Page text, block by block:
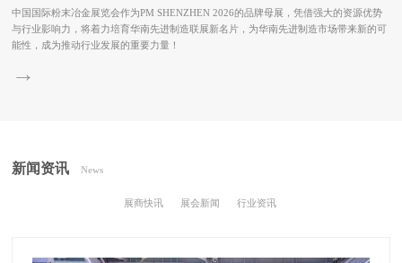
中国国际粉末冶金展览会作为PM SHENZHEN 2026的品牌母展，凭借强大的资源优势
与行业影响力，将着力培育华南先进制造联展新名片，为华南先进制造市场带来新的可
能性，成为推动行业发展的重要力量！
→
新闻资讯 News
展商快讯 展会新闻 行业资讯